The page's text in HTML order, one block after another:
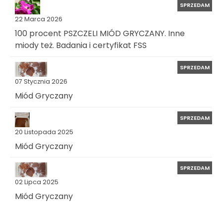
22 Marca 2026
SPRZEDAM
100 procent PSZCZELI MIÓD GRYCZANY. Inne
miody też. Badania i certyfikat FSS
07 Stycznia 2026
SPRZEDAM
Miód Gryczany
20 Listopada 2025
SPRZEDAM
Miód Gryczany
02 Lipca 2025
SPRZEDAM
Miód Gryczany